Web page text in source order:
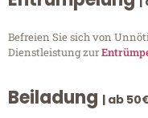
Befreien Sie sich von
Dienstleistung zur
Beiladung | ab